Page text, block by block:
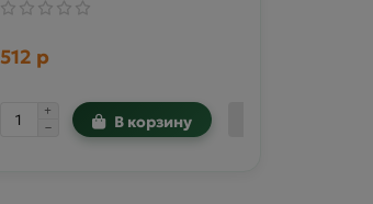
512 р
В корзину